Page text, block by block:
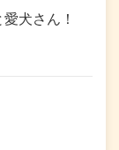
犬さん！